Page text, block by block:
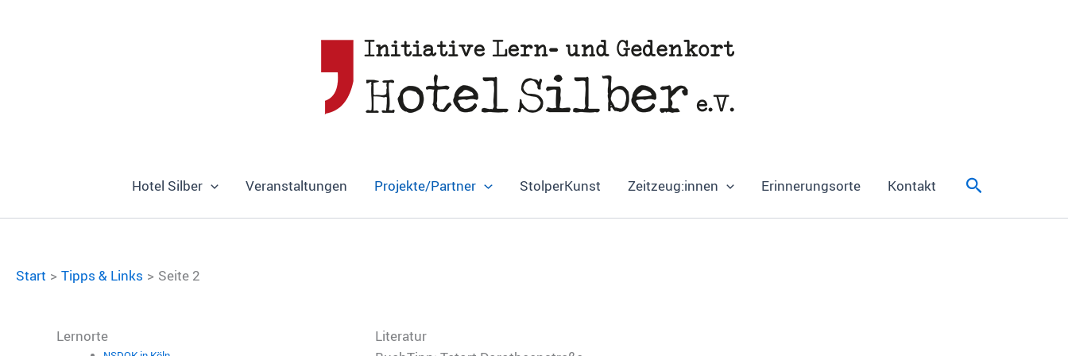
Hotel Silber Veranstaltungen Projekte/Partner StolperKunst Zeitzeug:innen Erinnerungsorte Kontakt Suchen
Start Tipps & Links Seite 2
Lernorte
Literatur